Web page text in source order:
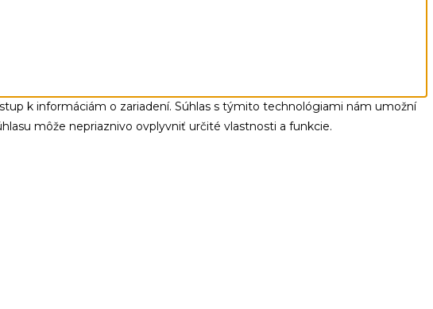
k informáciám o zariadení. Súhlas s týmito technológiami nám umožní
môže nepriaznivo ovplyvniť určité vlastnosti a funkcie.